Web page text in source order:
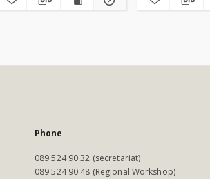
Phone
089 524 90 32 (secretariat)
089 524 90 48 (Regional Workshop)